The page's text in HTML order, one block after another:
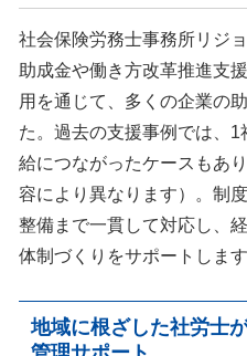
社会保険労務士事務所リジ
助成金や働き方改革推進支
用を通じて、多くの企業の
た。過去の支援事例では、
給につながったケースもあ
容により異なります）。制
整備まで一貫して対応し、
体制づくりをサポートします
地域に根ざした社労士